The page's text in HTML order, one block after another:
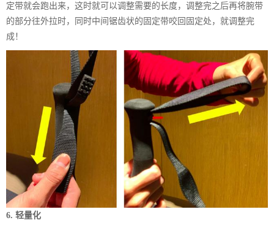
定带就会跑出来，这时就可以调整需要的长度，调整完之后再将腕带
的部分往外拉时，同时中间锯齿状的固定带咬回固定处，就调整完
成！
6. 轻量化